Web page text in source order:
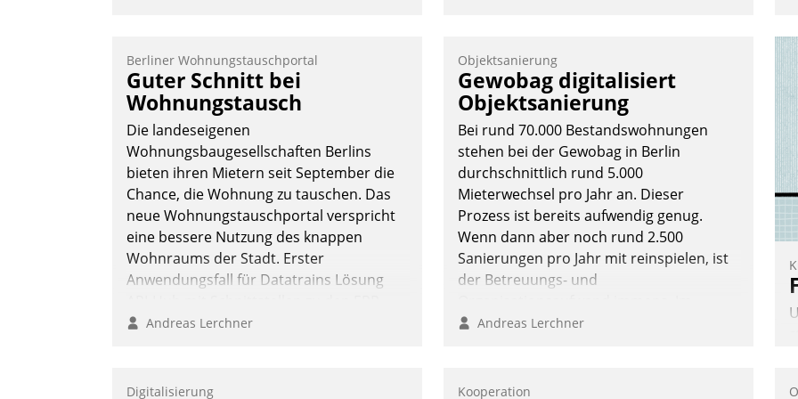
Berliner Wohnungstauschportal
Guter Schnitt bei
Wohnungstausch
Die landeseigenen
Wohnungsbaugesellschaften Berlins
bieten ihren Mietern seit September die
Chance, die Wohnung zu tauschen. Das
neue Wohnungstauschportal verspricht
eine bessere Nutzung des knappen
Wohnraums der Stadt. Erster
Anwendungsfall für Datatrains Lösung
Systemen der Unternehmen.
Andreas Lerchner
Objektsanierung
Gewobag digitalisiert
Objektsanierung
Bei rund 70.000 Bestandswohnungen
stehen bei der Gewobag in Berlin
durchschnittlich rund 5.000
Mieterwechsel pro Jahr an. Dieser
Prozess ist bereits aufwendig genug.
Wenn dann aber noch rund 2.500
Sanierungen pro Jahr mit reinspielen, ist
der Betreuungs- und
Rahmen ihrer Digitalisierungsstrategie
gemeinsam mit der Berliner Datatrain
Andreas Lerchner
Digitalisierung Kooperation